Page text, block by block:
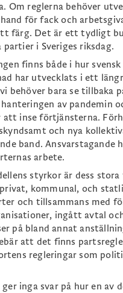
Om reglerna behöver
för fack och
färg. Det är ett tydligt
i Sveriges riksdag.
finns både i hur
har utvecklats i ett
behöver bara se tillbaka
av pandemin
inse förtjänsterna.
och nya
band. Ansvarstagande
arbete.
styrkor är dess
kommunal, och
och tillsammans med
ingått avtal
på bland annat
att det finns
regleringar som
inga svar på hur en av